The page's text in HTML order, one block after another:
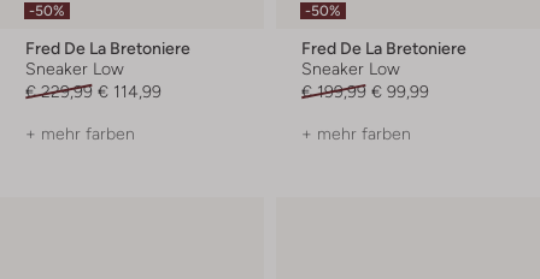
-50%
Fred De La Bretoniere
Sneaker Low
€ 229,99 € 114,99
+ mehr farben
-50%
Fred De La Bretoniere
Sneaker Low
€ 199,99 € 99,99
+ mehr farben